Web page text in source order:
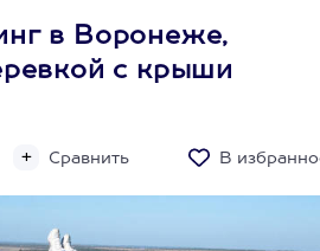
в Воронеже,
с крыши
Сравнить В